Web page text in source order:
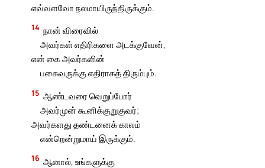
எவ்வளவோ நலமாயிருந்திருக்கும்.
14 நான் விரைவில்
அவர்கள் எதிரிகளை அடக்குவேன்,
என் கை அவர்களின்
பகைவருக்கு எதிராகத் திரும்பும்.
15 ஆண்டவரை வெறுப்போர்
அவர்முன் கூனிக்குறுகுவர்;
அவர்களது தண்டனைக் காலம்
என்றென்றுமாய் இருக்கும்.
16 ஆனால், உங்களுக்கு